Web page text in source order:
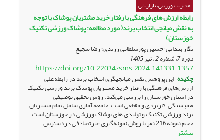
مدیریت ورزشی، بازاریابی
رابطه ارزش های فرهنگی با رفتار خرید مشتریان پوشاک با توجه
به نقش میانجی انتخاب برند( مورد مطالعه: پوشاک ورزشی تکنیک
خوزستان)
نگار بندانی؛ حسین پورسلطانی زرندی؛ رضا شجیع
دوره 7، شماره 2 ، تیر 1405
https://doi.org/10.22034/sms.2024.141331.1357
چکیده این پژوهش نقش میانجیگری انتخاب برند در رابطه علی
ارزش‌های فرهنگی با رفتار خرید مشتریان پوشاک برند ورزشی تکنیک
در استان خوزستان را بررسی می‌کند. روش تحقیق توصیفی-
همبستگی، کاربردی و مقطعی است. جامعه آماری شامل تمام مشتریان
برند ورزشی تکنیک و تولیدی های پوشاک ورزشی در خوزستان است.
حجم نمونه 216 نفر با روش نمونه‌گیری غیرتصادفی دردسترس ...
بیشتر